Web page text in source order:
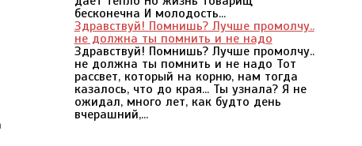
бесконечна И молодость...
Здравствуй! Помнишь? Лучше промолчу..
не должна ты помнить и не надо
Здравствуй! Помнишь? Лучше промолчу..
не должна ты помнить и не надо Тот
рассвет, который на корню, нам тогда
казалось, что до края... Ты узнала? Я не
ожидал, много лет, как будто день
вчерашний,...